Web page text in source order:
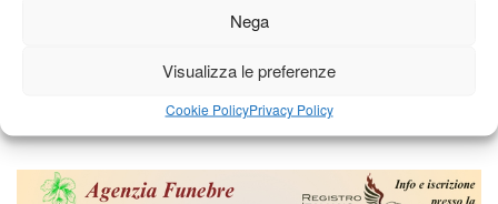
Nega
Visualizza le preferenze
Cookie PolicyPrivacy Policy